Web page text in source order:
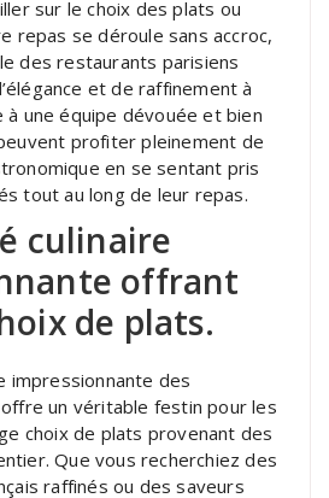
sur le choix des plats ou
repas se déroule sans accroc,
des restaurants parisiens
et de raffinement à
à une équipe dévouée et bien
profiter pleinement de
en se sentant pris
tout au long de leur repas.
culinaire
offrant
de plats.
impressionnante des
un véritable festin pour les
choix de plats provenant des
Que vous recherchiez des
raffinés ou des saveurs